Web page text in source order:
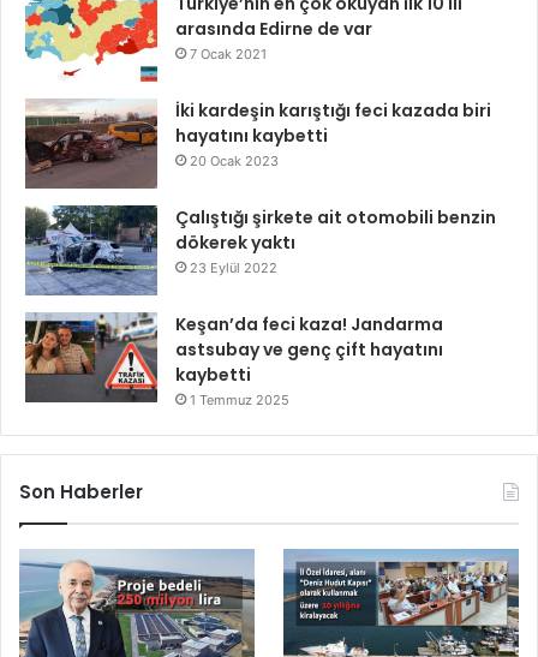
arasında Edirne de var
7 Ocak 2021
İki kardeşin karıştığı feci kazada biri
hayatını kaybetti
20 Ocak 2023
Çalıştığı şirkete ait otomobili benzin
dökerek yaktı
23 Eylül 2022
Keşan’da feci kaza! Jandarma
astsubay ve genç çift hayatını
kaybetti
1 Temmuz 2025
Son Haberler